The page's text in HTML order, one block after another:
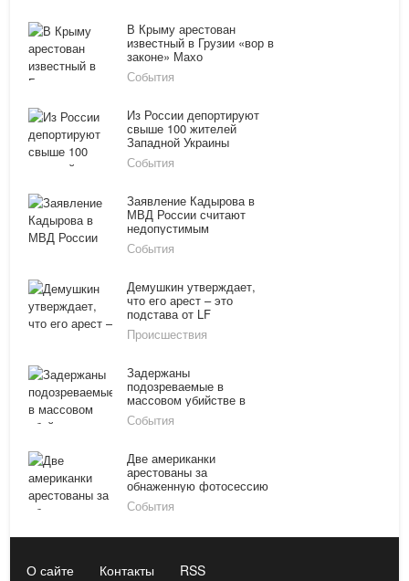
В Крыму арестован
известный в Грузии «вор в
законе» Махо
События
Из России депортируют
свыше 100 жителей
Западной Украины
События
Заявление Кадырова в
МВД России считают
недопустимым
События
Демушкин утверждает,
что его арест – это
подстава от LF
Происшествия
Задержаны
подозреваемые в
массовом убийстве в
Кумертау
События
Две американки
арестованы за
обнаженную фотосессию
в храме Ангкор-Ват
События
О сайте Контакты RSS